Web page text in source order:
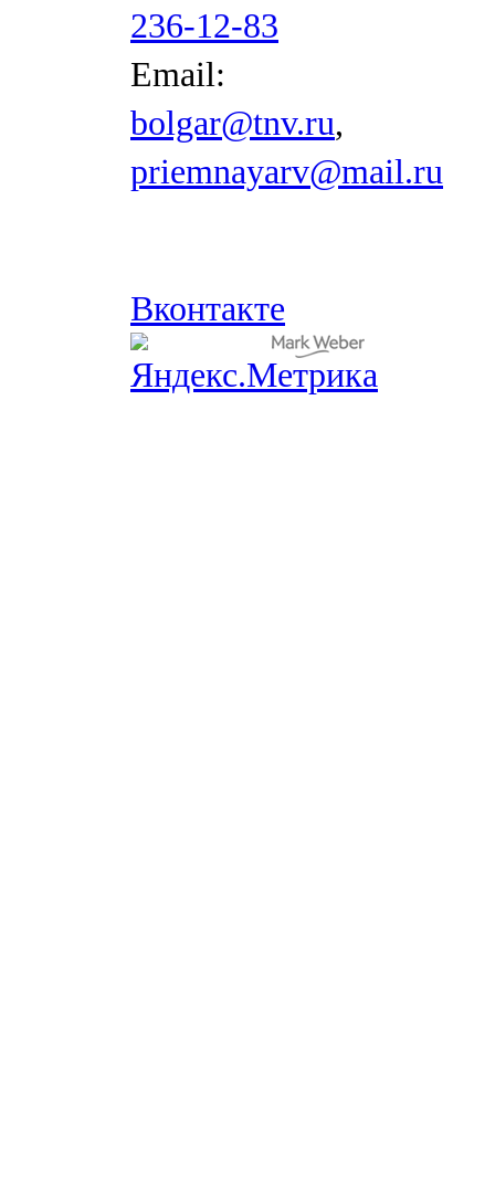
236-12-83
Email:
bolgar@tnv.ru,
priemnayarv@mail.ru
Вконтакте